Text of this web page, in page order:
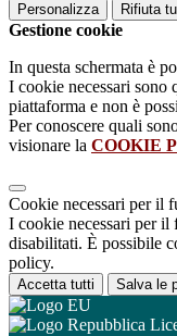
Personalizza Rifiuta
Gestione cookie
In questa schermata è
I cookie necessari sono
piattaforma e non è
Per conoscere quali
visionare la COOKIE
Cookie necessari per il
I cookie necessari per il
disabilitati. È possibile
policy.
Accetta tutti Salva le